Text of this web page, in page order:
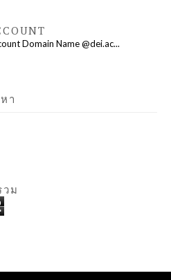
Domain Name @dei.ac...
า
ม